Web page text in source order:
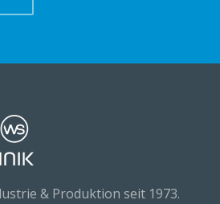
& Produktion seit 1973.